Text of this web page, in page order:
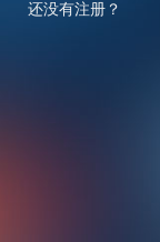
还没有注册？